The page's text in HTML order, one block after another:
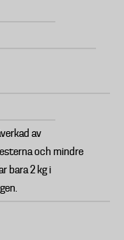
av
och mindre
bara 2 kg i